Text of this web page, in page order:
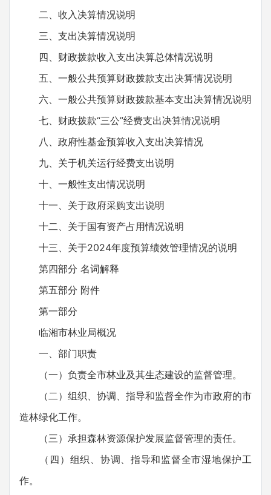
二、收入决算情况说明
三、支出决算情况说明
四、财政拨款收入支出决算总体情况说明
五、一般公共预算财政拨款支出决算情况说明
六、一般公共预算财政拨款基本支出决算情况说明
七、财政拨款“三公”经费支出决算情况说明
八、政府性基金预算收入支出决算情况
九、关于机关运行经费支出说明
十、一般性支出情况说明
十一、关于政府采购支出说明
十二、关于国有资产占用情况说明
十三、关于2024年度预算绩效管理情况的说明
第四部分 名词解释
第五部分 附件
第一部分
临湘市林业局概况
一、部门职责
（一）负责全市林业及其生态建设的监督管理。
（二）组织、协调、指导和监督全作为市政府的市
造林绿化工作。
（三）承担森林资源保护发展监督管理的责任。
（四）组织、协调、指导和监督全市湿地保护工
作。